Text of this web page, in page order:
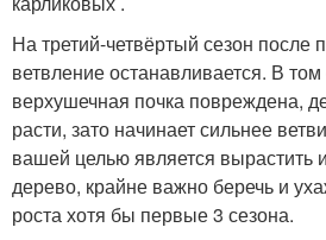
На третий-четвёртый сезон после
ветвление останавливается. В
верхушечная почка повреждена,
расти, зато начинает сильнее
вашей целью является вырастить
дерево, крайне важно беречь и
роста хотя бы первые 3 сезона.